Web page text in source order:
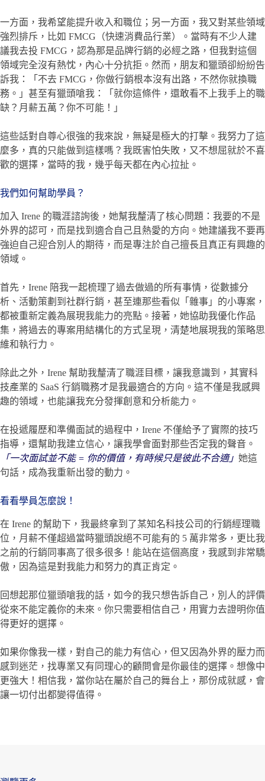
一方面，我希望能提升收入和職位；另一方面，我又對某些領域
強烈排斥，比如 FMCG（快速消費品行業）。當時有不少人建
議我去投 FMCG，認為那是品牌行銷的必經之路，但我對這個
領域完全沒有熱忱，內心十分抗拒。然而，朋友和獵頭卻紛紛告
訴我：「不去 FMCG，你做行銷根本沒有出路，不然你就換職
務。」甚至有獵頭嗆我：「就你這條件，還敢看不上我手上的職
缺？月薪五萬？你不可能！」
這些話對自尊心很強的我來說，無疑是極大的打擊。我努力了這
麼多，真的只能做到這樣嗎？我既害怕失敗，又不想屈就於不喜
歡的選擇，當時的我，幾乎每天都在內心拉扯。
我們如何幫助學員？
加入 Irene 的職涯諮詢後，她幫我釐清了核心問題：我要的不是
外界的認可，而是找到適合自己且熱愛的方向。她建議我不要再
強迫自己迎合別人的期待，而是專注於自己擅長且真正有興趣的
領域。
首先，Irene 陪我一起梳理了過去做過的所有事情，從數據分
析、活動策劃到社群行銷，甚至連那些看似「雜事」的小專案，
都被重新定義為展現我能力的亮點。接著，她協助我優化作品
集，將過去的專案用結構化的方式呈現，清楚地展現我的策略思
維和執行力。
除此之外，Irene 幫助我釐清了職涯目標，讓我意識到，其實科
技產業的 SaaS 行銷職務才是我最適合的方向。這不僅是我感興
趣的領域，也能讓我充分發揮創意和分析能力。
在投遞履歷和準備面試的過程中，Irene 不僅給予了實際的技巧
指導，還幫助我建立信心，讓我學會面對那些否定我的聲音。
「一次面試並不能 = 你的價值，有時候只是彼此不合適」 她這
句話，成為我重新出發的動力。
看看學員怎麼說！
在 Irene 的幫助下，我最終拿到了某知名科技公司的行銷經理職
位，月薪不僅超過當時獵頭說絕不可能有的 5 萬非常多，更比我
之前的行銷同事高了很多很多！能站在這個高度，我感到非常驕
傲，因為這是對我能力和努力的真正肯定。
回想起那位獵頭嗆我的話，如今的我只想告訴自己，別人的評價
從來不能定義你的未來。你只需要相信自己，用實力去證明你值
得更好的選擇。
如果你像我一樣，對自己的能力有信心，但又因為外界的壓力而
感到迷茫，找專業又有同理心的顧問會是你最佳的選擇。想像中
更強大！相信我，當你站在屬於自己的舞台上，那份成就感，會
讓一切付出都變得值得。